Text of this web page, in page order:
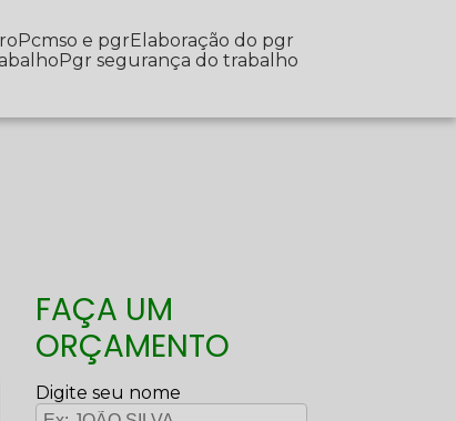
Pcmso e pgr
Elaboração do pgr
Pgr segurança do trabalho
FAÇA UM
ORÇAMENTO
Digite seu nome